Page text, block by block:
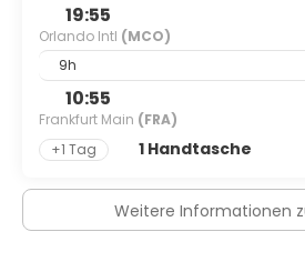
19:55
Orlando Intl (MCO)
9h
10:55
Frankfurt Main (FRA)
+1 Tag
1 Handtasche
Weitere Informationen